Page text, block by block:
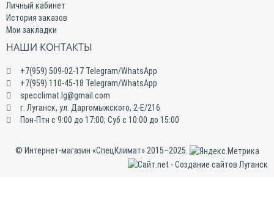
Личный кабинет
История заказов
Мои закладки
НАШИ КОНТАКТЫ
+7(959) 509-02-17 Telegram/WhatsApp
+7(959) 110-45-18 Telegram/WhatsApp
specclimat.lg@gmail.com
г. Луганск, ул. Даргомыжского, 2-Е/216
Пон-Птн с 9:00 до 17:00; Суб с 10:00 до 15:00
© Интернет-магазин «СпецКлимат» 2015–2025.